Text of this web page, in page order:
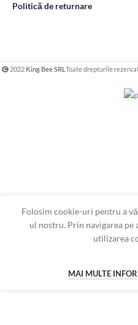
Politică de returnare
2022 King Bee SRLToate drepturile
Folosim cookie-uri pentru a
ul nostru. Prin navigarea pe
utilizarea
MAI MULTE